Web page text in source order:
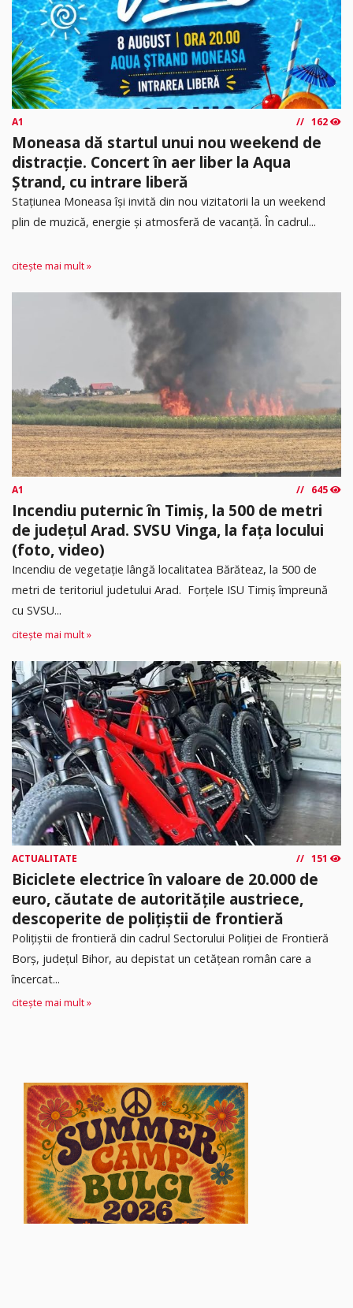
A1 162
Moneasa dă startul unui nou weekend de
distracție. Concert în aer liber la Aqua
Ștrand, cu intrare liberă
Stațiunea Moneasa își invită din nou vizitatorii la un weekend
plin de muzică, energie și atmosferă de vacanță. În cadrul...
citește mai mult »
A1 645
Incendiu puternic în Timiș, la 500 de metri
de județul Arad. SVSU Vinga, la fața locului
(foto, video)
Incendiu de vegetație lângă localitatea Bărăteaz, la 500 de
metri de teritoriul judetului Arad. Forțele ISU Timiș împreună
cu SVSU...
citește mai mult »
ACTUALITATE 151
Biciclete electrice în valoare de 20.000 de
euro, căutate de autoritățile austriece,
descoperite de polițiștii de frontieră
Poliţiştii de frontieră din cadrul Sectorului Poliției de Frontieră
Borș, județul Bihor, au depistat un cetățean român care a
încercat...
citește mai mult »